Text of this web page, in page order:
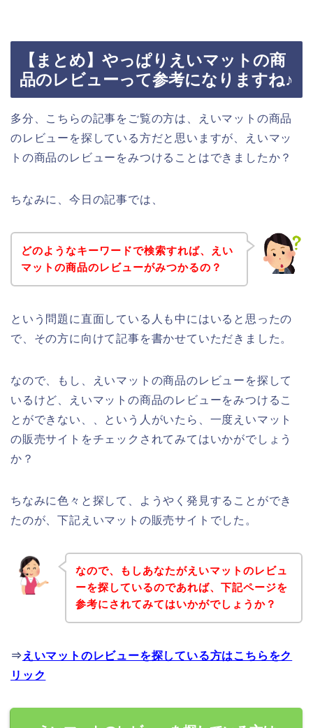
【まとめ】やっぱりえいマットの商
品のレビューって参考になりますね♪
多分、こちらの記事をご覧の方は、えいマットの商品
のレビューを探している方だと思いますが、えいマッ
トの商品のレビューをみつけることはできましたか？
ちなみに、今日の記事では、
どのようなキーワードで検索すれば、えい
マットの商品のレビューがみつかるの？
という問題に直面している人も中にはいると思ったの
で、その方に向けて記事を書かせていただきました。
なので、もし、えいマットの商品のレビューを探して
いるけど、えいマットの商品のレビューをみつけるこ
とができない、、という人がいたら、一度えいマット
の販売サイトをチェックされてみてはいかがでしょう
か？
ちなみに色々と探して、ようやく発見することができ
たのが、下記えいマットの販売サイトでした。
なので、もしあなたがえいマットのレビュ
ーを探しているのであれば、下記ページを
参考にされてみてはいかがでしょうか？
⇒ えいマットのレビューを探している方はこちらをク
リック